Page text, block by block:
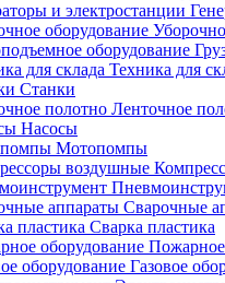
Техника для
Станки
Ленточное
Насосы
Мотопомпы
Сварочные
Сварка пластика
Пожарное
Газовое